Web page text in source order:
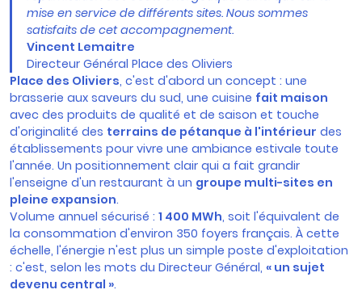
mise en service de différents sites. Nous sommes
satisfaits de cet accompagnement.
Vincent Lemaitre
Directeur Général Place des Oliviers
Place des Oliviers, c'est d'abord un concept : une
brasserie aux saveurs du sud, une cuisine fait maison
avec des produits de qualité et de saison et touche
d'originalité des terrains de pétanque à l'intérieur des
établissements pour vivre une ambiance estivale toute
l'année. Un positionnement clair qui a fait grandir
l'enseigne d'un restaurant à un groupe multi-sites en
pleine expansion.
Volume annuel sécurisé : 1 400 MWh, soit l'équivalent de
la consommation d'environ 350 foyers français. À cette
échelle, l'énergie n'est plus un simple poste d'exploitation
: c'est, selon les mots du Directeur Général, « un sujet
devenu central ».